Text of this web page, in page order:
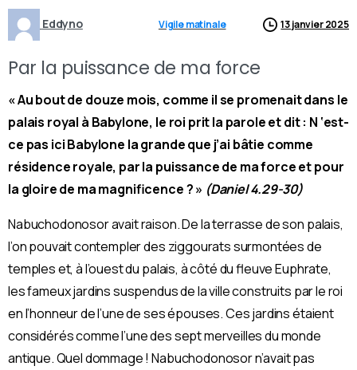
Eddyno Vigile matinale 13 janvier 2025
Par la puissance de ma force
« Au bout de douze mois, comme il se promenait dans le
palais royal à Babylone, le roi prit la parole et dit : N ‘est-
ce pas ici Babylone la grande que j’ai bâtie comme
résidence royale, par la puissance de ma force et pour
la gloire de ma magnificence ? » (Daniel 4.29-30)
Nabuchodonosor avait raison. De la terrasse de son palais,
l’on pouvait contempler des ziggourats surmontées de
temples et, à l’ouest du palais, à côté du fleuve Euphrate,
les fameux jardins suspendus de la ville construits par le roi
en l’honneur de l’une de ses épouses. Ces jardins étaient
considérés comme l’une des sept merveilles du monde
antique. Quel dommage ! Nabuchodonosor n’avait pas